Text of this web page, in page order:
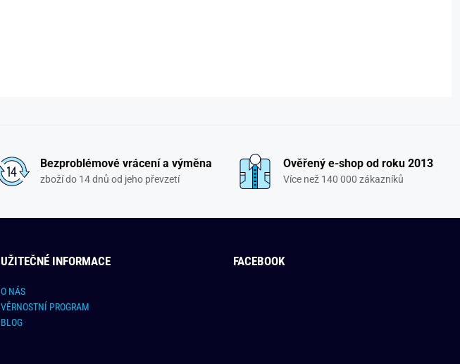
Bezproblémové vrácení a výměna
zboží do 14 dnů od jeho převzetí
Ověřený e-shop od roku 2013
Více než 140 000 zákazníků
UŽITEČNÉ INFORMACE
O NÁS
VĚRNOSTNÍ PROGRAM
BLOG
FACEBOOK